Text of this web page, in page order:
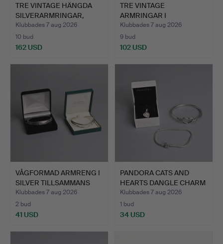
TRE VINTAGE HÄNGDA
SILVERARMRINGAR,
BRACEL…
Klubbades 7 aug 2026
10 bud
162 USD
TRE VINTAGE
ARMRINGAR I
STERLINGSILVER, RP…
Klubbades 7 aug 2026
9 bud
102 USD
VÅGFORMAD ARMRENG I
SILVER TILLSAMMANS
MED…
Klubbades 7 aug 2026
2 bud
41 USD
PANDORA CATS AND
HEARTS DANGLE CHARM
TILLS…
Klubbades 7 aug 2026
1 bud
34 USD